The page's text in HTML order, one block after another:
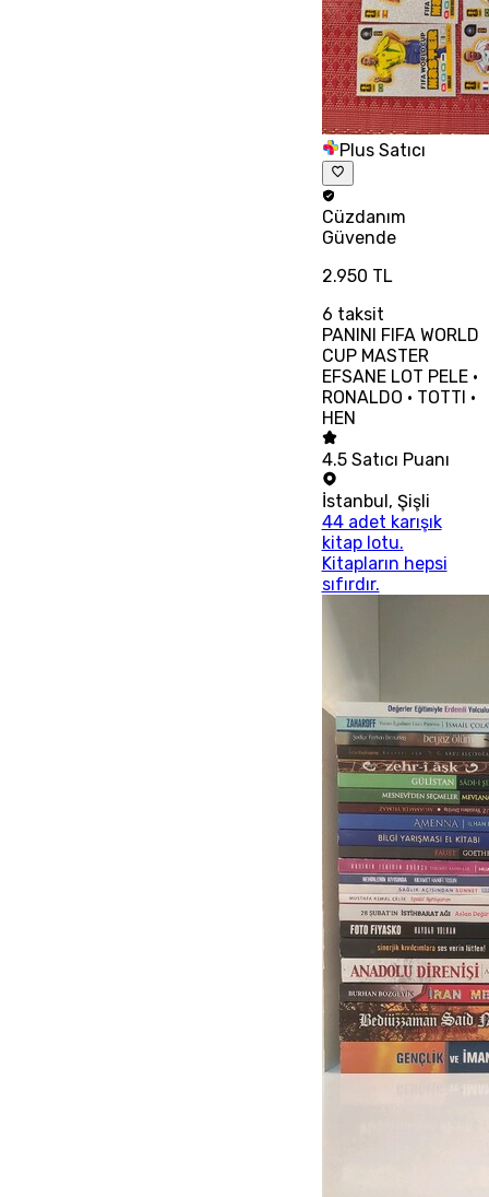
Plus Satıcı
Cüzdanım
Güvende
2.950 TL
6 taksit
PANINI FIFA WORLD
CUP MASTER
EFSANE LOT PELE •
RONALDO • TOTTI •
HEN
4.5 Satıcı Puanı
İstanbul, Şişli
44 adet karışık
kitap lotu.
Kitapların hepsi
sıfırdır.